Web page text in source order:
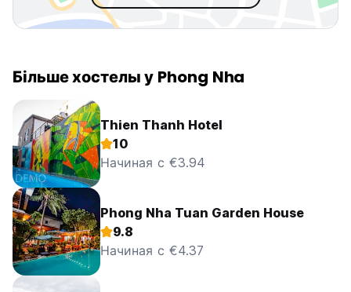
Більше хостелы у Phong Nha
Thien Thanh Hotel
10
Начиная с €3.94
Phong Nha Tuan Garden House
9.8
Начиная с €4.37